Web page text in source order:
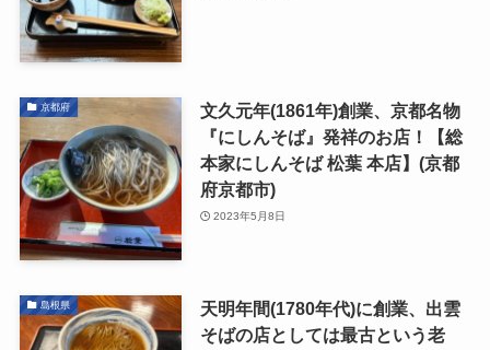
京都府
文久元年(1861年)創業、京都名物
『にしんそば』発祥のお店！【総
本家にしんそば 松葉 本店】(京都
府京都市)
2023年5月8日
島根県
天明年間(1780年代)に創業、出雲
そばの店としては最古という老